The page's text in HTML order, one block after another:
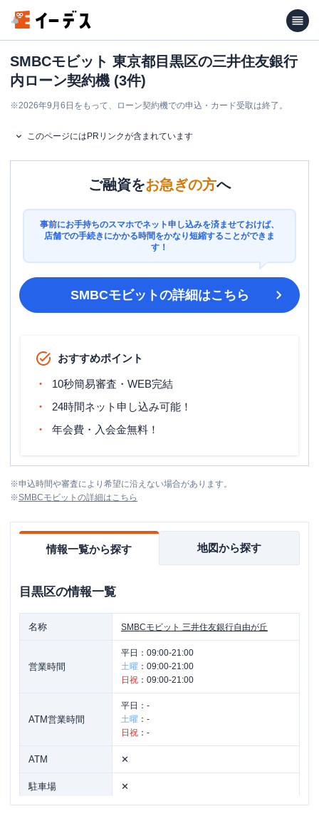
SMBCモビット 東京都目黒区の三井住友銀行
内ローン契約機 (3件)
※2026年9月6日をもって、ローン契約機での申込・カード受取は終了。
このページにはPRリンクが含まれています
ご融資をお急ぎの方へ
事前にお手持ちのスマホでネット申し込みを済ませておけば、
店舗での手続きにかかる時間をかなり短縮することができま
す！
SMBCモビットの詳細はこちら
おすすめポイント
10秒簡易審査・WEB完結
24時間ネット申し込み可能！
年会費・入会金無料！
※申込時間や審査により希望に沿えない場合があります。
※SMBCモビット の詳細はこちら
情報一覧から探す 地図から探す
目黒区の情報一覧
名称 SMBCモビット 三井住友銀行自由が丘
営業時間
平日： 09:00-21:00
土曜 ： 09:00-21:00
日祝 ： 09:00-21:00
ATM営業時間
平日： -
土曜 ： -
日祝 ： -
ATM ✕
駐車場 ✕